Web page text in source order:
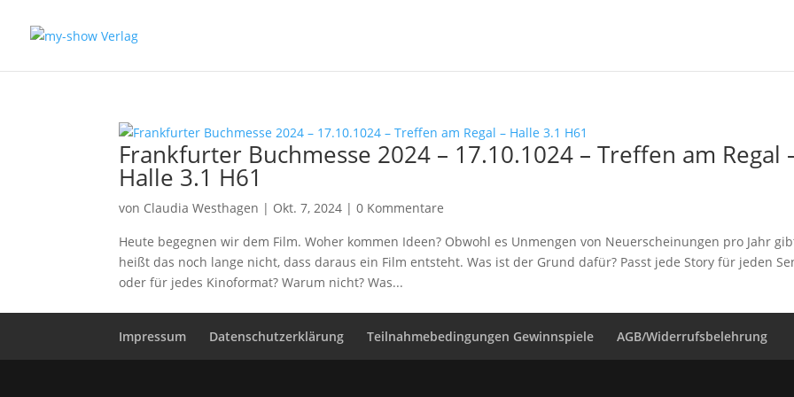
Frankfurter Buchmesse 2024 – 17.10.1024 – Treffen am Regal
Halle 3.1 H61
von Claudia Westhagen | Okt. 7, 2024 |0 Kommentare
Heute begegnen wir dem Film. Woher kommen Ideen? Obwohl es Unmengen von Neuerscheinungen pro Jahr
heißt das noch lange nicht, dass daraus ein Film entsteht. Was ist der Grund dafür? Passt jede Story für jeden
oder für jedes Kinoformat? Warum nicht? Was...
Impressum Datenschutzerklärung Teilnahmebedingungen Gewinnspiele AGB/Widerrufsbelehrung